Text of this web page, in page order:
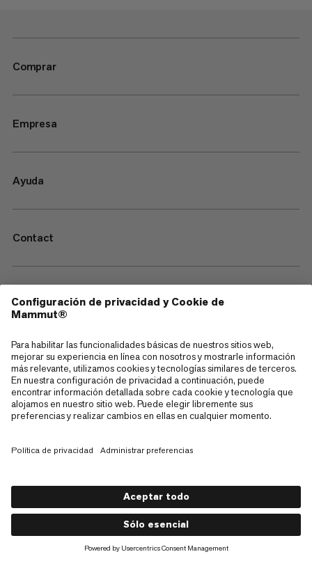
Comprar
Empresa
Ayuda
Contact
—
Sitemap
Cookies
Aviso legal
Política de Privacidad de Datos